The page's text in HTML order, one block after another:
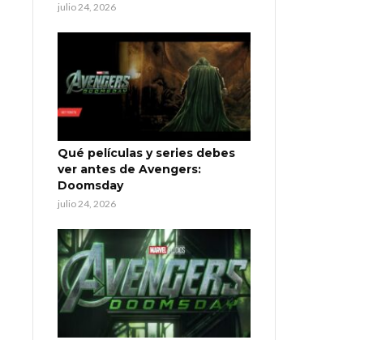
julio 24, 2026
Qué películas y series debes
ver antes de Avengers:
Doomsday
julio 24, 2026